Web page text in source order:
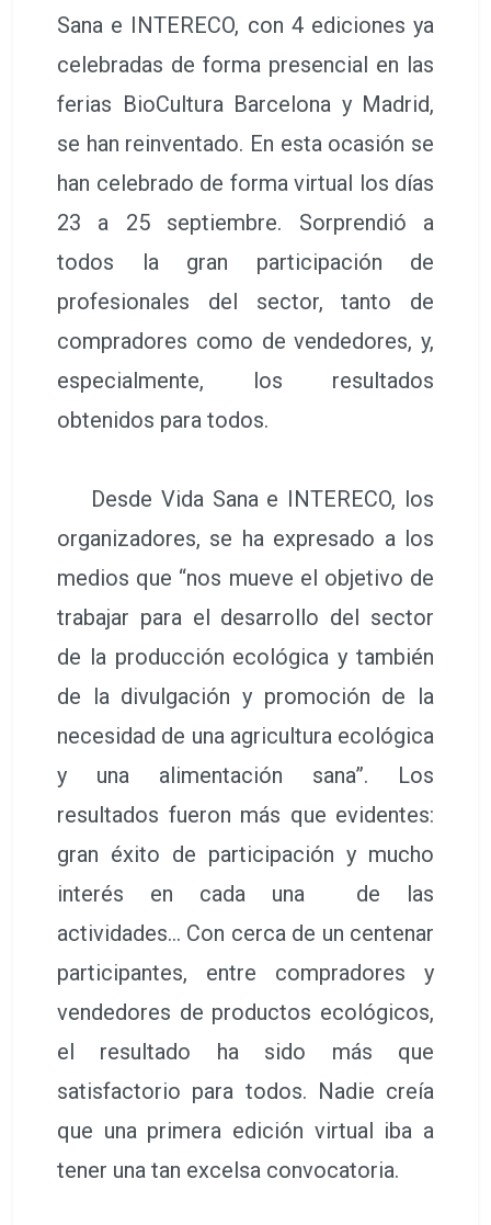
Sana e INTERECO, con 4 ediciones ya
celebradas de forma presencial en las
ferias BioCultura Barcelona y Madrid,
se han reinventado. En esta ocasión se
han celebrado de forma virtual los días
23 a 25 septiembre. Sorprendió a
todos la gran participación de
profesionales del sector, tanto de
compradores como de vendedores, y,
especialmente, los resultados
obtenidos para todos.
Desde Vida Sana e INTERECO, los
organizadores, se ha expresado a los
medios que “nos mueve el objetivo de
trabajar para el desarrollo del sector
de la producción ecológica y también
de la divulgación y promoción de la
necesidad de una agricultura ecológica
y una alimentación sana”. Los
resultados fueron más que evidentes:
gran éxito de participación y mucho
interés en cada una de las
actividades… Con cerca de un centenar
participantes, entre compradores y
vendedores de productos ecológicos,
el resultado ha sido más que
satisfactorio para todos. Nadie creía
que una primera edición virtual iba a
tener una tan excelsa convocatoria.